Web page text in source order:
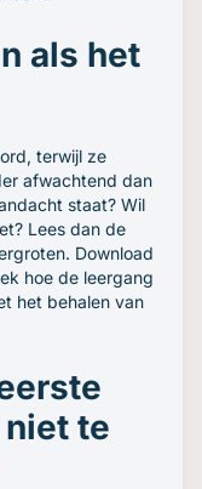
als het
terwijl ze
afwachtend dan
staat? Wil
Lees dan de
Download
hoe de leergang
het behalen van
te